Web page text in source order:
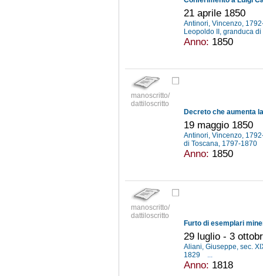
21 aprile 1850
Antinori, Vincenzo,
Leopoldo II, granduca
Anno: 1850
manoscritto/
dattiloscritto
19 maggio 1850
Antinori, Vincenzo,
di Toscana, 1797-1870
Anno: 1850
manoscritto/
dattiloscritto
29 luglio - 3
Aliani, Giuseppe, sec.
1829
...
Anno: 1818